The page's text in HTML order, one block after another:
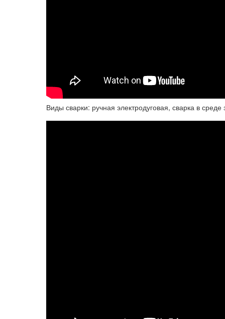
Виды сварки: ручная электродуговая, сварка в